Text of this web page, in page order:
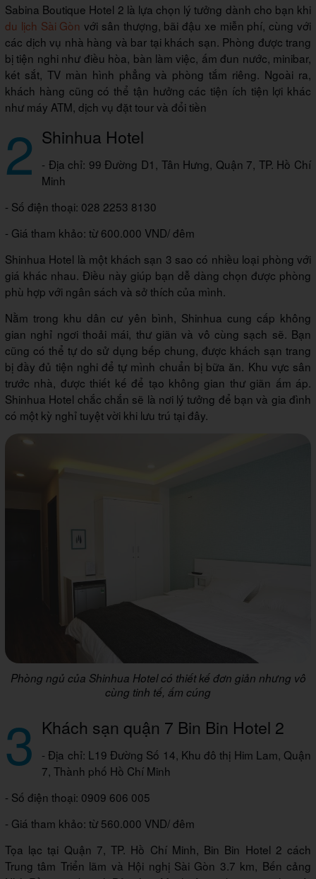
Sabina Boutique Hotel 2 là lựa chọn lý tưởng dành cho bạn khi
du lịch Sài Gòn với sân thượng, bãi đậu xe miễn phí, cùng với
các dịch vụ nhà hàng và bar tại khách sạn. Phòng được trang
bị tiện nghi như điều hòa, bàn làm việc, ấm đun nước, minibar,
két sắt, TV màn hình phẳng và phòng tắm riêng. Ngoài ra,
khách hàng cũng có thể tận hưởng các tiện ích tiện lợi khác
như máy ATM, dịch vụ đặt tour và đổi tiền
2 Shinhua Hotel
- Địa chỉ: 99 Đường D1, Tân Hưng, Quận 7, TP. Hồ Chí
Minh
- Số điện thoại: 028 2253 8130
- Giá tham khảo: từ 600.000 VND/ đêm
Shinhua Hotel là một khách sạn 3 sao có nhiều loại phòng với
giá khác nhau. Điều này giúp bạn dễ dàng chọn được phòng
phù hợp với ngân sách và sở thích của mình.
Nằm trong khu dân cư yên bình, Shinhua cung cấp không
gian nghỉ ngơi thoải mái, thư giãn và vô cùng sạch sẽ. Bạn
cũng có thể tự do sử dụng bếp chung, được khách sạn trang
bị đầy đủ tiện nghi để tự mình chuẩn bị bữa ăn. Khu vực sân
trước nhà, được thiết kế để tạo không gian thư giãn ấm áp.
Shinhua Hotel chắc chắn sẽ là nơi lý tưởng để bạn và gia đình
có một kỳ nghỉ tuyệt vời khi lưu trú tại đây.
Phòng ngủ của Shinhua Hotel có thiết kế đơn giản nhưng vô
cùng tinh tế, ấm cúng
3 Khách sạn quận 7 Bin Bin Hotel 2
- Địa chỉ: L19 Đường Số 14, Khu đô thị Him Lam, Quận
7, Thành phố Hồ Chí Minh
- Số điện thoại: 0909 606 005
- Giá tham khảo: từ 560.000 VND/ đêm
Tọa lạc tại Quận 7, TP. Hồ Chí Minh, Bin Bin Hotel 2 cách
Trung tâm Triển lãm và Hội nghị Sài Gòn 3.7 km, Bến cảng